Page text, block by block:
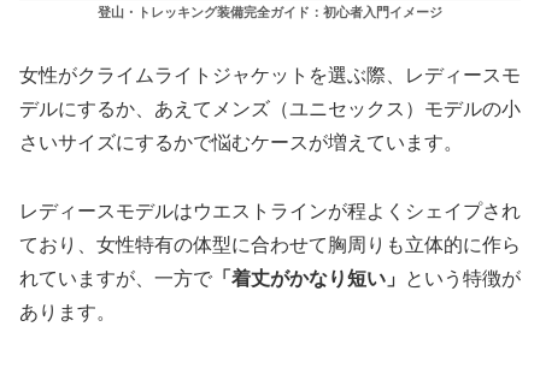
登山・トレッキング装備完全ガイド：初心者入門イメージ
女性がクライムライトジャケットを選ぶ際、レディースモ
デルにするか、あえてメンズ（ユニセックス）モデルの小
さいサイズにするかで悩むケースが増えています。
レディースモデルはウエストラインが程よくシェイプされ
ており、女性特有の体型に合わせて胸周りも立体的に作ら
れていますが、一方で 「着丈がかなり短い」
という特徴が
あります。